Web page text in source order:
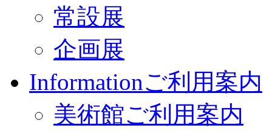
常設展
企画展
Informationご利用案内
美術館ご利用案内